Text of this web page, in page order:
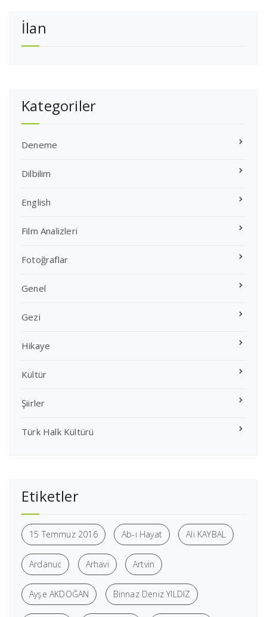
İlan
Kategoriler
Deneme
Dilbilim
English
Film Analizleri
Fotoğraflar
Genel
Gezi
Hikaye
Kültür
Şiirler
Türk Halk Kültürü
Etiketler
15 Temmuz 2016 Ab-ı Hayat Ali KAYBAL
Ardanuc Arhavi Artvin
Ayşe AKDOĞAN Binnaz Deniz YILDIZ